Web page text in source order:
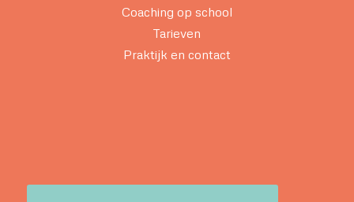
Coaching op school
Tarieven
Praktijk en contact